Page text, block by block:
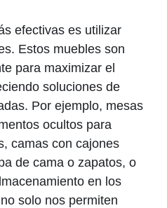
efectivas es⁤ utilizar
Estos muebles son
⁤para maximizar el
soluciones de
Por ejemplo, mesas⁤
ocultos para
camas‌ con cajones
de cama o zapatos, o
en los
solo nos permiten